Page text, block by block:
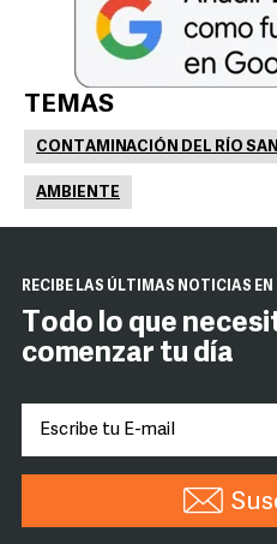
TEMAS
CONTAMINACIÓN DEL RÍO
AMBIENTE
RECIBE LAS ÚLTIMAS NOTICIAS
Todo lo que
comenzar tu día